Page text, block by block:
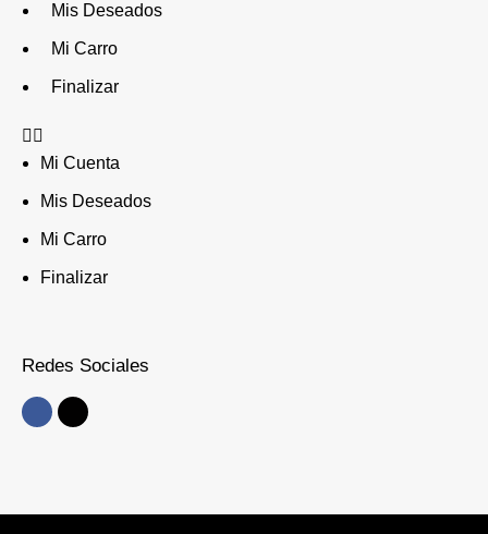
Mis Deseados
Mi Carro
Finalizar
Mi Cuenta
Mis Deseados
Mi Carro
Finalizar
Redes Sociales